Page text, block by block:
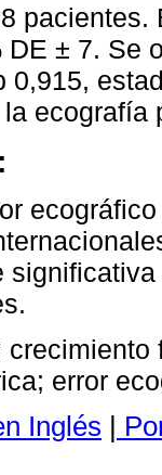
pacientes.
DE ± 7. Se
0,915,
ecografía
crecimiento
error
Inglés